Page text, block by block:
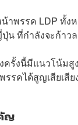
าพรรค LDP ทั้ง
น ที่กำลังจะก้าว
ครั้งนี้มีแนวโน้ม
รคได้สูญเสียเสี
ญ